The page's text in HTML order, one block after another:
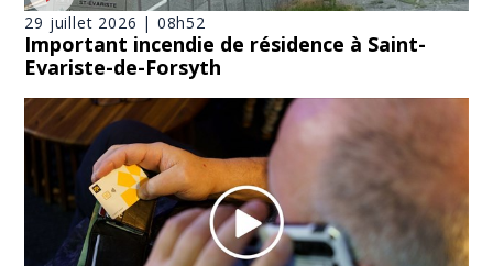
29 juillet 2026 | 08h52
Important incendie de résidence à Saint-
Evariste-de-Forsyth